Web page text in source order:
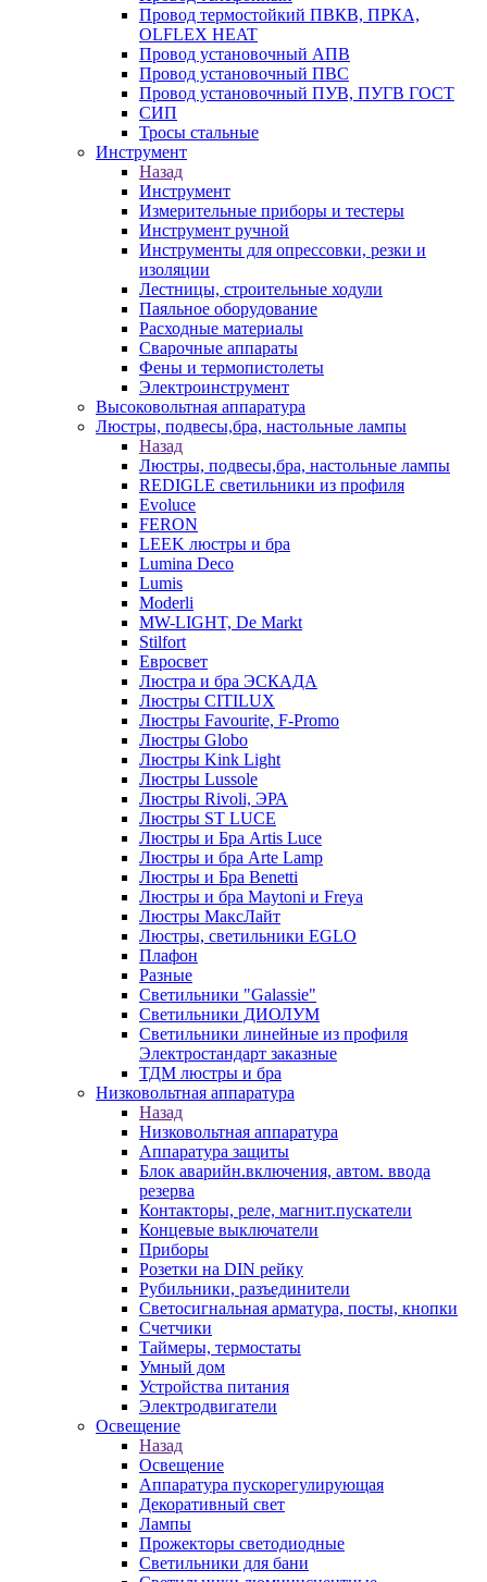
Провод термостойкий ПВКВ, ПРКА,
OLFLEX HEAT
Провод установочный АПВ
Провод установочный ПВС
Провод установочный ПУВ, ПУГВ ГОСТ
СИП
Тросы стальные
Инструмент
Назад
Инструмент
Измерительные приборы и тестеры
Инструмент ручной
Инструменты для опрессовки, резки и
изоляции
Лестницы, строительные ходули
Паяльное оборудование
Расходные материалы
Сварочные аппараты
Фены и термопистолеты
Электроинструмент
Высоковольтная аппаратура
Люстры, подвесы,бра, настольные лампы
Назад
Люстры, подвесы,бра, настольные лампы
REDIGLE светильники из профиля
Evoluce
FERON
LEEK люстры и бра
Lumina Deco
Lumis
Moderli
MW-LIGHT, De Markt
Stilfort
Евросвет
Люстра и бра ЭСКАДА
Люстры CITILUX
Люстры Favourite, F-Promo
Люстры Globo
Люстры Kink Light
Люстры Lussole
Люстры Rivoli, ЭРА
Люстры ST LUCE
Люстры и Бра Artis Luce
Люстры и бра Arte Lamp
Люстры и Бра Benetti
Люстры и бра Maytoni и Freya
Люстры МаксЛайт
Люстры, светильники EGLO
Плафон
Разные
Светильники "Galassie"
Светильники ДИОЛУМ
Светильники линейные из профиля
Электростандарт заказные
ТДМ люстры и бра
Низковольтная аппаратура
Назад
Низковольтная аппаратура
Аппаратура защиты
Блок аварийн.включения, автом. ввода
резерва
Контакторы, реле, магнит.пускатели
Концевые выключатели
Приборы
Розетки на DIN рейку
Рубильники, разъединители
Светосигнальная арматура, посты, кнопки
Счетчики
Таймеры, термостаты
Умный дом
Устройства питания
Электродвигатели
Освещение
Назад
Освещение
Аппаратура пускорегулирующая
Декоративный свет
Лампы
Прожекторы светодиодные
Светильники для бани